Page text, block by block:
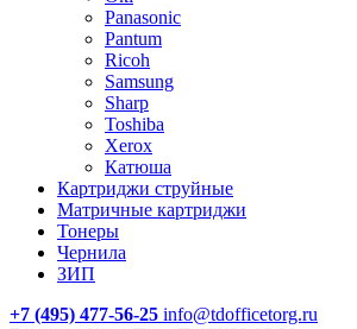
Panasonic
Pantum
Ricoh
Samsung
Sharp
Toshiba
Xerox
Катюша
Картриджи струйные
Матричные картриджи
Тонеры
Чернила
ЗИП
+7 (495) 477-56-25 info@tdofficetorg.ru